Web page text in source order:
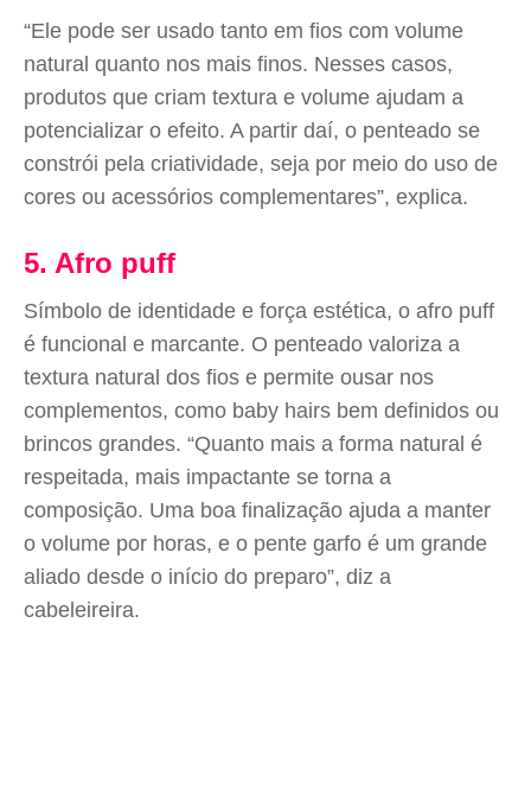
“Ele pode ser usado tanto em fios com volume
natural quanto nos mais finos. Nesses casos,
produtos que criam textura e volume ajudam a
potencializar o efeito. A partir daí, o penteado se
constrói pela criatividade, seja por meio do uso de
cores ou acessórios complementares”, explica.
5. Afro puff
Símbolo de identidade e força estética, o afro puff
é funcional e marcante. O penteado valoriza a
textura natural dos fios e permite ousar nos
complementos, como baby hairs bem definidos ou
brincos grandes. “Quanto mais a forma natural é
respeitada, mais impactante se torna a
composição. Uma boa finalização ajuda a manter
o volume por horas, e o pente garfo é um grande
aliado desde o início do preparo”, diz a
cabeleireira.